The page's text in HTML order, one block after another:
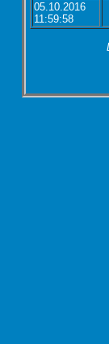
05.10.2016
11:59:58